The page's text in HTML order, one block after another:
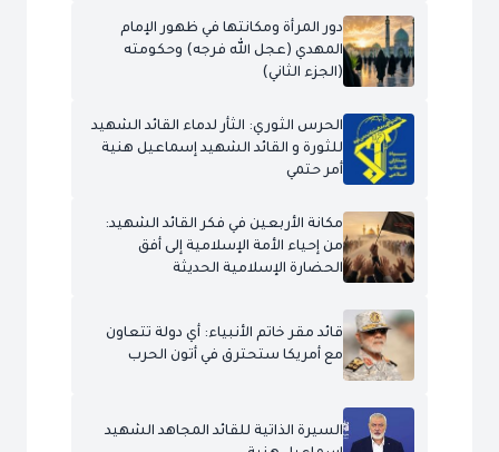
دور المرأة ومكانتها في ظهور الإمام
المهدي (عجل الله فرجه) وحكومته
(الجزء الثاني)
الحرس الثوري: الثأر لدماء القائد الشهيد
للثورة و القائد الشهيد إسماعيل هنية
أمر حتمي
مكانة الأربعين في فكر القائد الشهيد:
من إحياء الأمة الإسلامية إلى أفق
الحضارة الإسلامية الحديثة
قائد مقر خاتم الأنبياء: أي دولة تتعاون
مع أمريكا ستحترق في أتون الحرب
السيرة الذاتية للقائد المجاهد الشهيد